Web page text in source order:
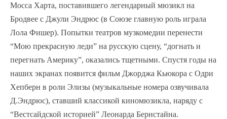
Мосса Харта, поставившего легендарный мюзикл на
Бродвее с Джули Эндрюс (в Союзе главную роль играла
Лола Фишер). Попытки театров музкомедии перенести
“Мою прекрасную леди” на русскую сцену, “догнать и
перегнать Америку”, оказались тщетными. Спустя годы на
наших экранах появится фильм Джорджа Кьюкора с Одри
Хепберн в роли Элизы (музыкальные номера озвучивала
Д.Эндрюс), ставший классикой киномюзикла, наряду с
“Вестсайдской историей” Леонарда Бернстайна.